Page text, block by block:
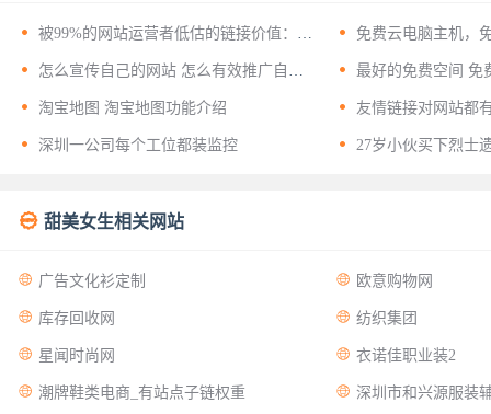
 被99%的网站运营者低估的链接价值：揭
开友情链接背后的十二层战略意义
 免费云电脑主机，
 怎么宣传自己的网站 怎么有效推广自己
的网站？
 最好的免费空间 免
 淘宝地图 淘宝地图功能介绍  友情链接对网站都
 深圳一公司每个工位都装监控  27岁小伙买下烈士
 甜美女生相关网站
 广告文化衫定制  欧意购物网
 库存回收网  纺织集团
 星闻时尚网  衣诺佳职业装2
 潮牌鞋类电商_有站点子链权重  深圳市和兴源服装